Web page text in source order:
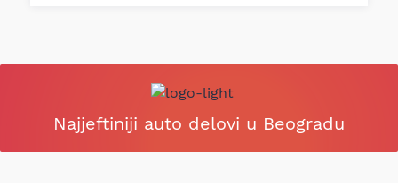
Najjeftiniji auto delovi u Beogradu